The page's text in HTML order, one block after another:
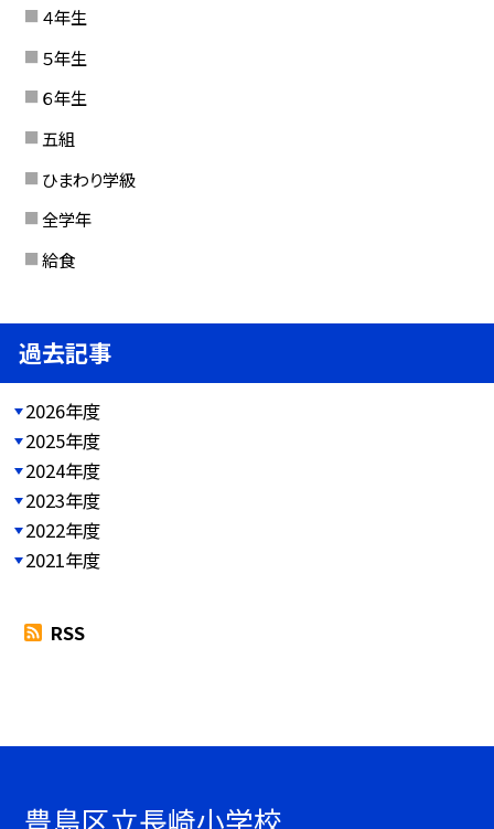
４年生
５年生
６年生
五組
ひまわり学級
全学年
給食
過去記事
2026年度
2025年度
2024年度
2023年度
2022年度
2021年度
RSS
豊島区立長崎小学校